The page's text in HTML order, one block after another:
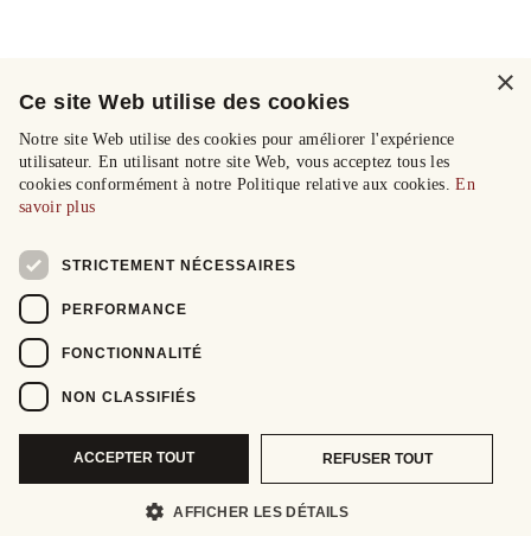
×
Ce site Web utilise des cookies
Notre site Web utilise des cookies pour améliorer l'expérience
utilisateur. En utilisant notre site Web, vous acceptez tous les
cookies conformément à notre Politique relative aux cookies.En
savoir plus
STRICTEMENT NÉCESSAIRES
PERFORMANCE
FONCTIONNALITÉ
NON CLASSIFIÉS
ACCEPTER TOUT REFUSER TOUT
AFFICHER LES DÉTAILS